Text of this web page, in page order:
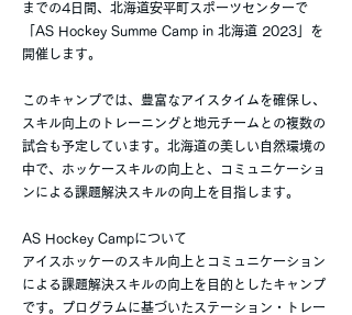
までの4日間、北海道安平町スポーツセンターで
「AS Hockey Summe Camp in 北海道 2023」を
開催します。
このキャンプでは、豊富なアイスタイムを確保し、
スキル向上のトレーニングと地元チームとの複数の
試合も予定しています。北海道の美しい自然環境の
中で、ホッケースキルの向上と、コミュニケーショ
ンによる課題解決スキルの向上を目指します。
AS Hockey Campについて
アイスホッケーのスキル向上とコミュニケーション
による課題解決スキルの向上を目的としたキャンプ
です。プログラムに基づいたステーション・トレー